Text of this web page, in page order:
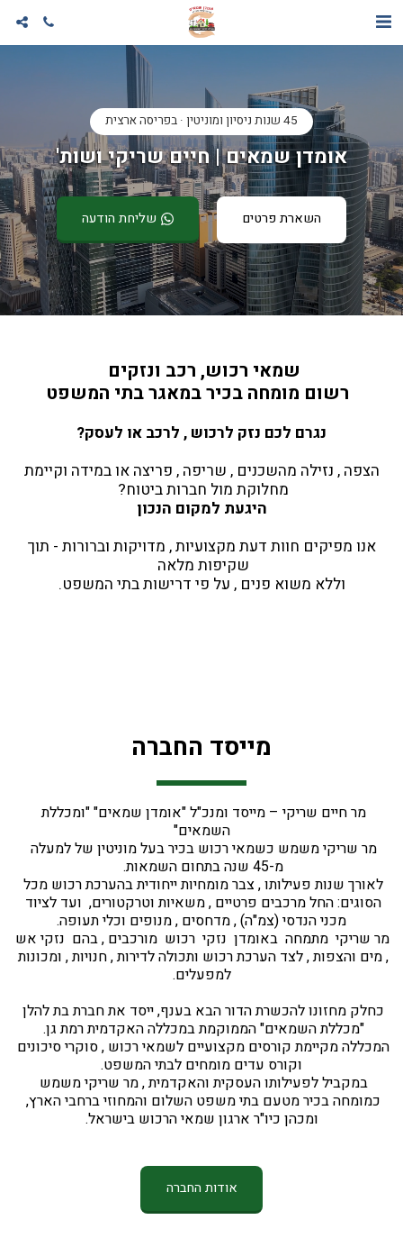
45 שנות ניסיון ומוניטין · בפריסה ארצית
אומדן שמאים | חיים שריקי ושות'
השארת פרטים שליחת הודעה
שמאי רכוש, רכב ונזקים
רשום מומחה בכיר במאגר בתי המשפט
נגרם לכם נזק לרכוש , לרכב או לעסק?
מחלוקת מול חברות ביטוח?
היגעת למקום הנכון
שקיפות מלאה
וללא משוא פנים , על פי דרישות בתי המשפט.
מייסד החברה
מר חיים שריקי – מייסד ומנכ"ל "אומדן שמאים" "ומכללת
השמאים"
מ-45 שנה בתחום השמאות.
מכני הנדסי (צמ"ה) , מדחסים , מנופים וכלי תעופה.
, מים והצפות , לצד הערכת רכוש ותכולה לדירות , חנויות , ומכונות
למפעלים.
"מכללת השמאים" הממוקמת במכללה האקדמית רמת גן.
וקורס עדים מומחים לבתי המשפט.
ומכהן כיו"ר ארגון שמאי הרכוש בישראל.
אודות החברה